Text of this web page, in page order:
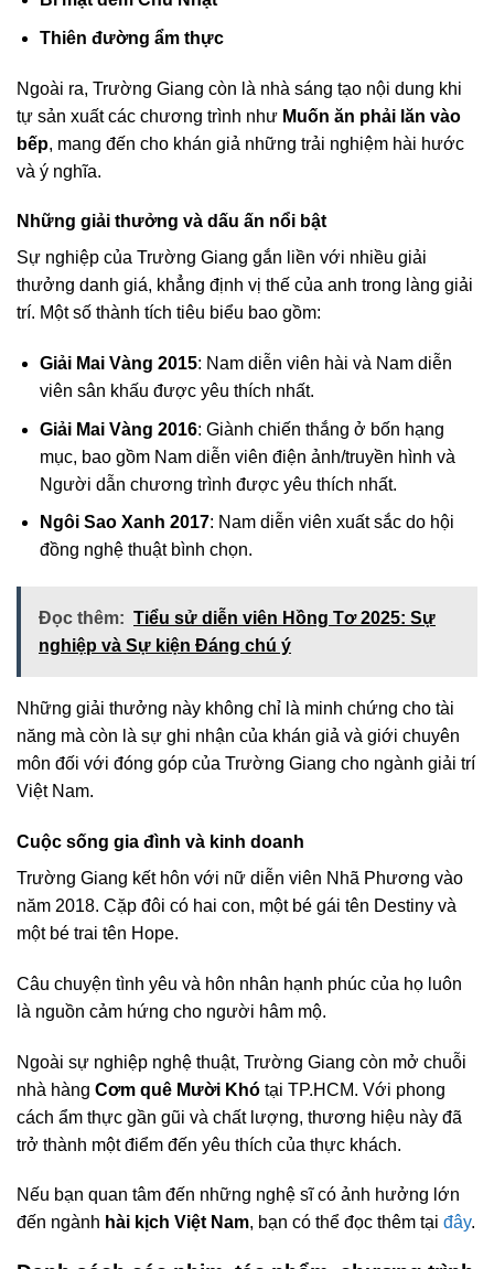
Thiên đường ẩm thực
Ngoài ra, Trường Giang còn là nhà sáng tạo nội dung khi
tự sản xuất các chương trình như Muốn ăn phải lăn vào
bếp, mang đến cho khán giả những trải nghiệm hài hước
và ý nghĩa.
Những giải thưởng và dấu ấn nổi bật
Sự nghiệp của Trường Giang gắn liền với nhiều giải
thưởng danh giá, khẳng định vị thế của anh trong làng giải
trí. Một số thành tích tiêu biểu bao gồm:
Giải Mai Vàng 2015: Nam diễn viên hài và Nam diễn
viên sân khấu được yêu thích nhất.
Giải Mai Vàng 2016: Giành chiến thắng ở bốn hạng
mục, bao gồm Nam diễn viên điện ảnh/truyền hình và
Người dẫn chương trình được yêu thích nhất.
Ngôi Sao Xanh 2017: Nam diễn viên xuất sắc do hội
đồng nghệ thuật bình chọn.
Đọc thêm: Tiểu sử diễn viên Hồng Tơ 2025: Sự
nghiệp và Sự kiện Đáng chú ý
Những giải thưởng này không chỉ là minh chứng cho tài
năng mà còn là sự ghi nhận của khán giả và giới chuyên
môn đối với đóng góp của Trường Giang cho ngành giải trí
Việt Nam.
Cuộc sống gia đình và kinh doanh
Trường Giang kết hôn với nữ diễn viên Nhã Phương vào
năm 2018. Cặp đôi có hai con, một bé gái tên Destiny và
một bé trai tên Hope.
Câu chuyện tình yêu và hôn nhân hạnh phúc của họ luôn
là nguồn cảm hứng cho người hâm mộ.
Ngoài sự nghiệp nghệ thuật, Trường Giang còn mở chuỗi
nhà hàng Cơm quê Mười Khó tại TP.HCM. Với phong
cách ẩm thực gần gũi và chất lượng, thương hiệu này đã
trở thành một điểm đến yêu thích của thực khách.
Nếu bạn quan tâm đến những nghệ sĩ có ảnh hưởng lớn
đến ngành hài kịch Việt Nam, bạn có thể đọc thêm tại đây.